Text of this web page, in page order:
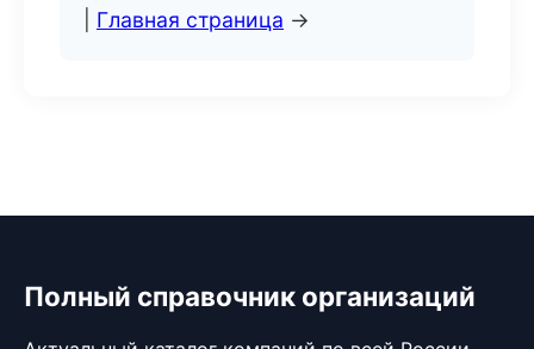
Главная страница →
Полный справочник организаций